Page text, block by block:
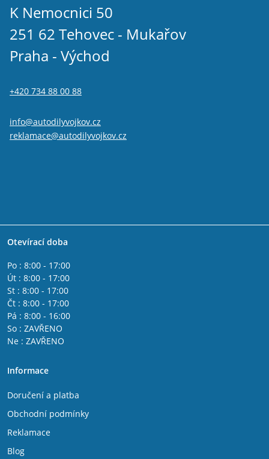
K Nemocnici 50
251 62 Tehovec - Mukařov
Praha - Východ
+420 734 88 00 88
info@autodilyvojkov.cz
reklamace@autodilyvojkov.cz
Otevírací doba
Po : 8:00 - 17:00
Út : 8:00 - 17:00
St : 8:00 - 17:00
Čt : 8:00 - 17:00
Pá : 8:00 - 16:00
So : ZAVŘENO
Ne : ZAVŘENO
Informace
Doručení a platba
Obchodní podmínky
Reklamace
Blog